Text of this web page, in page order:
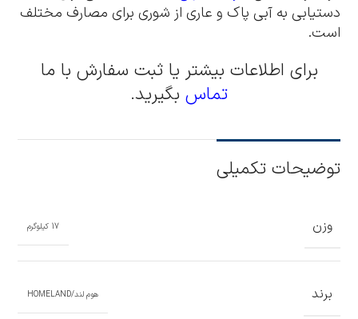
دستیابی به آبی پاک و عاری از شوری برای مصارف مختلف
است.
برای اطلاعات بیشتر یا ثبت سفارش با ما
تماس بگیرید.
توضیحات تکمیلی
وزن 17 کیلوگرم
برند هوم لند/HOMELAND